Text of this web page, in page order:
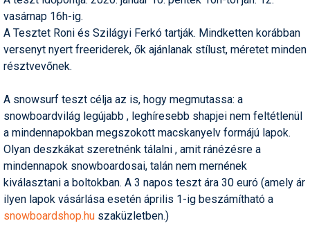
Humor
Ingatlan
Interjúk
Kerékpár
Korcsolya
Könyvajánló
vasárnap 16h-ig.
A Tesztet Roni és Szilágyi Ferkó tartják. Mindketten korábban
versenyt nyert freeriderek, ők ajánlanak stílust, méretet minden
résztvevőnek.
A snowsurf teszt célja az is, hogy megmutassa: a
snowboardvilág legújabb , leghíresebb shapjei nem feltétlenül
a mindennapokban megszokott macskanyelv formájú lapok.
Olyan deszkákat szeretnénk tálalni , amit ránézésre a
mindennapok snowboardosai, talán nem mernének
kiválasztani a boltokban. A 3 napos teszt ára 30 euró (amely ár
ilyen lapok vásárlása esetén április 1-ig beszámítható a
snowboardshop.hu szaküzletben.)